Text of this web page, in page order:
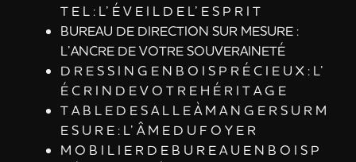
T E L : L’ É V E I L D E L’ E S P R I T
BUREAU DE DIRECTION SUR MESURE :
L’ANCRE DE VOTRE SOUVERAINETÉ
D R E S S I N G E N B O I S P R É C I E U X : L’
É C R I N D E V O T R E H É R I T A G E
T A B L E D E S A L L E À M A N G E R S U R M
E S U R E : L’ Â M E D U F O Y E R
M O B I L I E R D E B U R E A U E N B O I S P